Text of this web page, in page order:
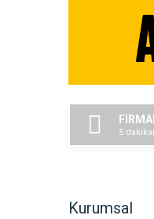
5
Kurumsal